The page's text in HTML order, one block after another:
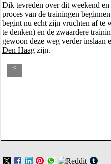
Dik tevreden over dit weekend
proces van de trainingen
begint nu echt zijn vruchten af te
te denken) en de zwaardere
gewoon deze weg verder inslaan
Den Haag zijn.
<